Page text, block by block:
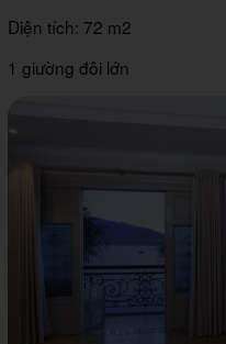
Diện tích: 72 m2
1 giường đôi lớn